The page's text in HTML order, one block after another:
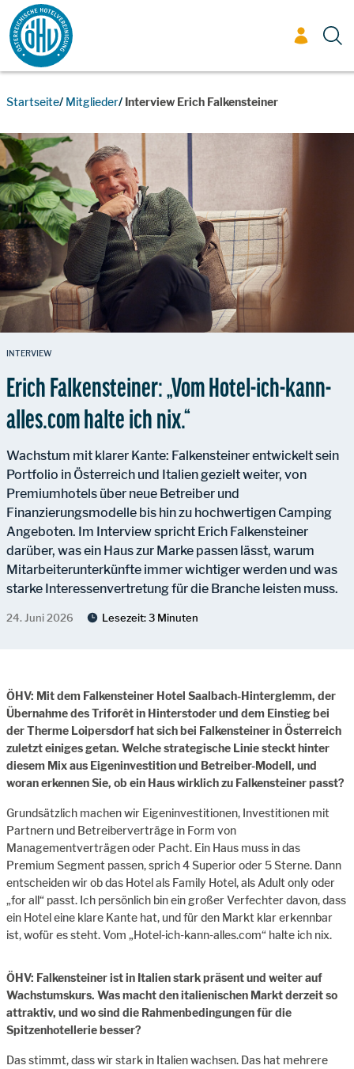
Zum Inhalt
Startseite Mitglieder Interview Erich Falkensteiner
INTERVIEW
Erich Falkensteiner: „Vom Hotel-ich-kann-
alles.com halte ich nix.“
Wachstum mit klarer Kante: Falkensteiner entwickelt sein
Portfolio in Österreich und Italien gezielt weiter, von
Premiumhotels über neue Betreiber und
Finanzierungsmodelle bis hin zu hochwertigen Camping
Angeboten. Im Interview spricht Erich Falkensteiner
darüber, was ein Haus zur Marke passen lässt, warum
Mitarbeiterunterkünfte immer wichtiger werden und was
starke Interessenvertretung für die Branche leisten muss.
24. Juni 2026 Lesezeit:3 Minuten
ÖHV: Mit dem Falkensteiner Hotel Saalbach-Hinterglemm, der
Übernahme des Triforêt in Hinterstoder und dem Einstieg bei
der Therme Loipersdorf hat sich bei Falkensteiner in Österreich
zuletzt einiges getan. Welche strategische Linie steckt hinter
diesem Mix aus Eigeninvestition und Betreiber-Modell, und
woran erkennen Sie, ob ein Haus wirklich zu Falkensteiner passt?
Grundsätzlich machen wir Eigeninvestitionen, Investitionen mit
Partnern und Betreiberverträge in Form von
Managementverträgen oder Pacht. Ein Haus muss in das
Premium Segment passen, sprich 4 Superior oder 5 Sterne. Dann
entscheiden wir ob das Hotel als Family Hotel, als Adult only oder
„for all“ passt. Ich persönlich bin ein großer Verfechter davon, dass
ein Hotel eine klare Kante hat, und für den Markt klar erkennbar
ist, wofür es steht. Vom „Hotel-ich-kann-alles.com“ halte ich nix.
ÖHV: Falkensteiner ist in Italien stark präsent und weiter auf
Wachstumskurs. Was macht den italienischen Markt derzeit so
attraktiv, und wo sind die Rahmenbedingungen für die
Spitzenhotellerie besser?
Das stimmt, dass wir stark in Italien wachsen. Das hat mehrere